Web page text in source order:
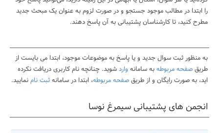
را ابتدا در مطالب موجود جستجو و در صورت لزوم به عنوان یک مبحث جدید
مطرح کنید، تا کارشناسان پشتیبانی به آن پاسخ دهند.
به منظور ثبت سوال جدید و یا پاسخ به موضوعات موجود، ابتدا می بایست از
طریقصفحه مربوطهبه سامانه واردشوید. چنانچه نام کاربری دریافت نکرده
اید، به صورت رایگان و از طریقصفحه مربوطه، ابتدا در سامانهثبت نامنمایید.
انجمن های پشتیبانی سیمرغ نوسا